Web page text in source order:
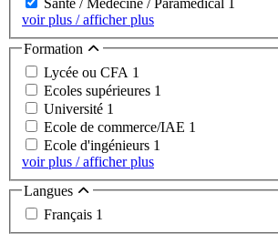
Santé / Médecine / Paramédical 1
voir plus / afficher plus
Formation
Lycée ou CFA 1
Ecoles supérieures 1
Université 1
Ecole de commerce/IAE 1
Ecole d'ingénieurs 1
voir plus / afficher plus
Langues
Français 1